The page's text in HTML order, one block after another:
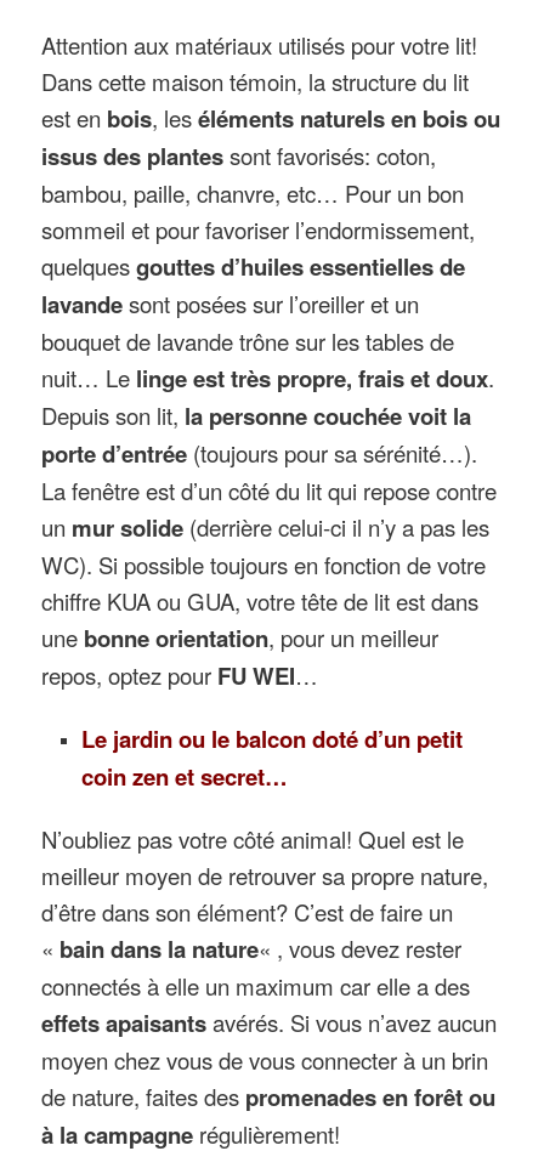
Attention aux matériaux utilisés pour votre lit!
Dans cette maison témoin, la structure du lit
est en bois, leséléments naturels en bois ou
issus des plantessont favorisés: coton,
bambou, paille, chanvre, etc… Pour un bon
sommeil et pour favoriser l’endormissement,
quelquesgouttes d’huiles essentielles de
lavandesont posées sur l’oreiller et un
bouquet de lavande trône sur les tables de
nuit… Le linge est très propre, frais et doux.
Depuis son lit, la personne couchée voit la
porte d’entrée (toujours pour sa sérénité…).
La fenêtre est d’un côté du lit qui repose contre
un mur solide (derrière celui-ci il n’y a pas les
WC). Si possible toujours en fonction de votre
chiffre KUA ou GUA, votre tête de lit est dans
une bonne orientation, pour un meilleur
repos, optez pour FU WEI…
Le jardin ou le balcon doté d’un petit
coin zen et secret…
N’oubliez pas votre côté animal! Quel est le
meilleur moyen de retrouver sa propre nature,
d’être dans son élément? C’est de faire un
« bain dans la nature« , vous devez rester
connectés à elle un maximum car elle a des
effets apaisantsavérés. Si vous n’avez aucun
moyen chez vous de vous connecter à un brin
de nature, faites des promenades en forêt ou
à la campagne régulièrement!